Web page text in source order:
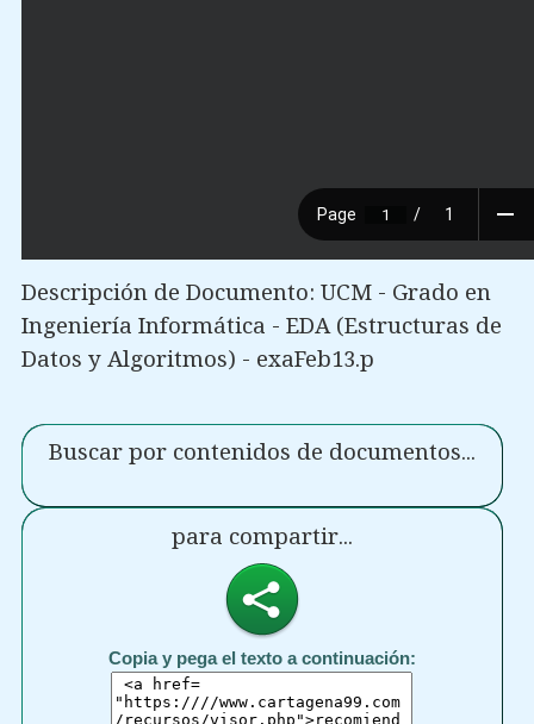
Descripción de Documento: UCM - Grado en
Ingeniería Informática - EDA (Estructuras de
Datos y Algoritmos) - exaFeb13.p
Buscar por contenidos de documentos...
para compartir...
Copia y pega el texto a continuación: